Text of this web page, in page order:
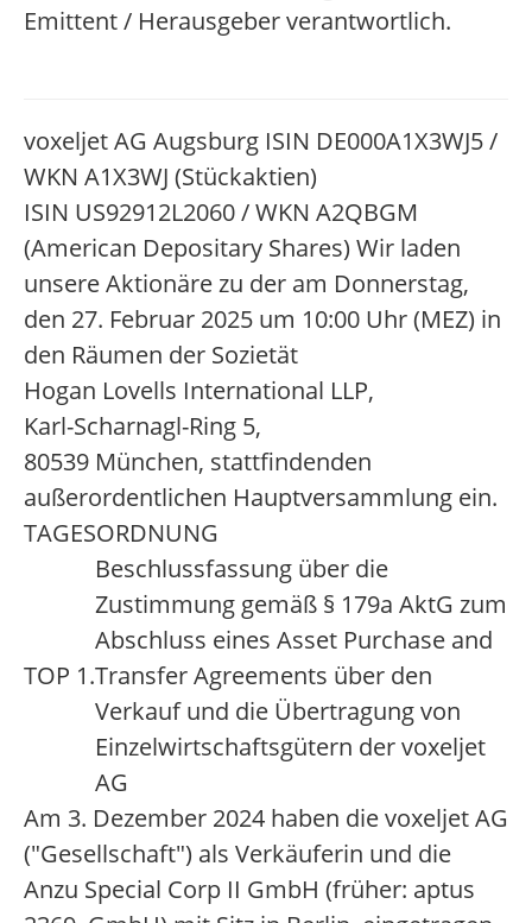
Emittent / Herausgeber verantwortlich.
voxeljet AG Augsburg ISIN DE000A1X3WJ5 /
WKN A1X3WJ (Stückaktien)
ISIN US92912L2060 / WKN A2QBGM
(American Depositary Shares) Wir laden
unsere Aktionäre zu der am Donnerstag,
den 27. Februar 2025 um 10:00 Uhr (MEZ) in
den Räumen der Sozietät
Hogan Lovells International LLP,
Karl-Scharnagl-Ring 5,
80539 München, stattfindenden
außerordentlichen Hauptversammlung ein.
TAGESORDNUNG
TOP 1.
Beschlussfassung über die
Zustimmung gemäß § 179a AktG zum
Abschluss eines Asset Purchase and
Transfer Agreements über den
Verkauf und die Übertragung von
Einzelwirtschaftsgütern der voxeljet
AG
Am 3. Dezember 2024 haben die voxeljet AG
("Gesellschaft") als Verkäuferin und die
Anzu Special Corp II GmbH (früher: aptus